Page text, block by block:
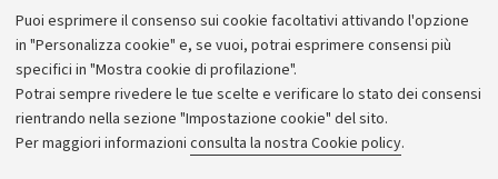
Puoi esprimere il consenso sui cookie facoltativi attivando l'opzione
in "Personalizza cookie" e, se vuoi, potrai esprimere consensi più
specifici in "Mostra cookie di profilazione".
Potrai sempre rivedere le tue scelte e verificare lo stato dei consensi
rientrando nella sezione "Impostazione cookie" del sito.
Per maggiori informazioni consulta la nostra Cookie policy.
Bandi, gare e concorsi
Albo online
Amministrazione trasparente
Atti di notifica
Informazioni sul sito e accessibilità